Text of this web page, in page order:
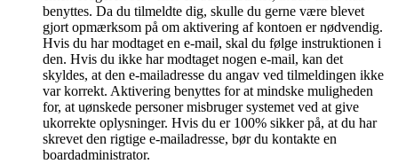
benyttes. Da du tilmeldte dig, skulle du gerne være blevet
gjort opmærksom på om aktivering af kontoen er nødvendig.
Hvis du har modtaget en e-mail, skal du følge instruktionen i
den. Hvis du ikke har modtaget nogen e-mail, kan det
skyldes, at den e-mailadresse du angav ved tilmeldingen ikke
var korrekt. Aktivering benyttes for at mindske muligheden
for, at uønskede personer misbruger systemet ved at give
ukorrekte oplysninger. Hvis du er 100% sikker på, at du har
skrevet den rigtige e-mailadresse, bør du kontakte en
boardadministrator.